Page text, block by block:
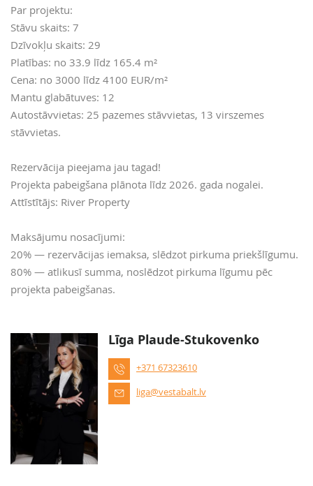
Par projektu:
Stāvu skaits: 7
Dzīvokļu skaits: 29
Platības: no 33.9 līdz 165.4 m²
Cena: no 3000 līdz 4100 EUR/m²
Mantu glabātuves: 12
Autostāvvietas: 25 pazemes stāvvietas, 13 virszemes
stāvvietas.
Rezervācija pieejama jau tagad!
Projekta pabeigšana plānota līdz 2026. gada nogalei.
Attīstītājs: River Property
Maksājumu nosacījumi:
20% — rezervācijas iemaksa, slēdzot pirkuma priekšlīgumu.
80% — atlikusī summa, noslēdzot pirkuma līgumu pēc
projekta pabeigšanas.
Līga Plaude-Stukovenko
+371 67323610
liga@vestabalt.lv